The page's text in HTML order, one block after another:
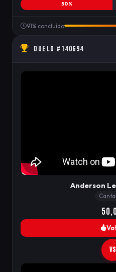
50%
91% concluído
DUELO #140694
Anderson
VS